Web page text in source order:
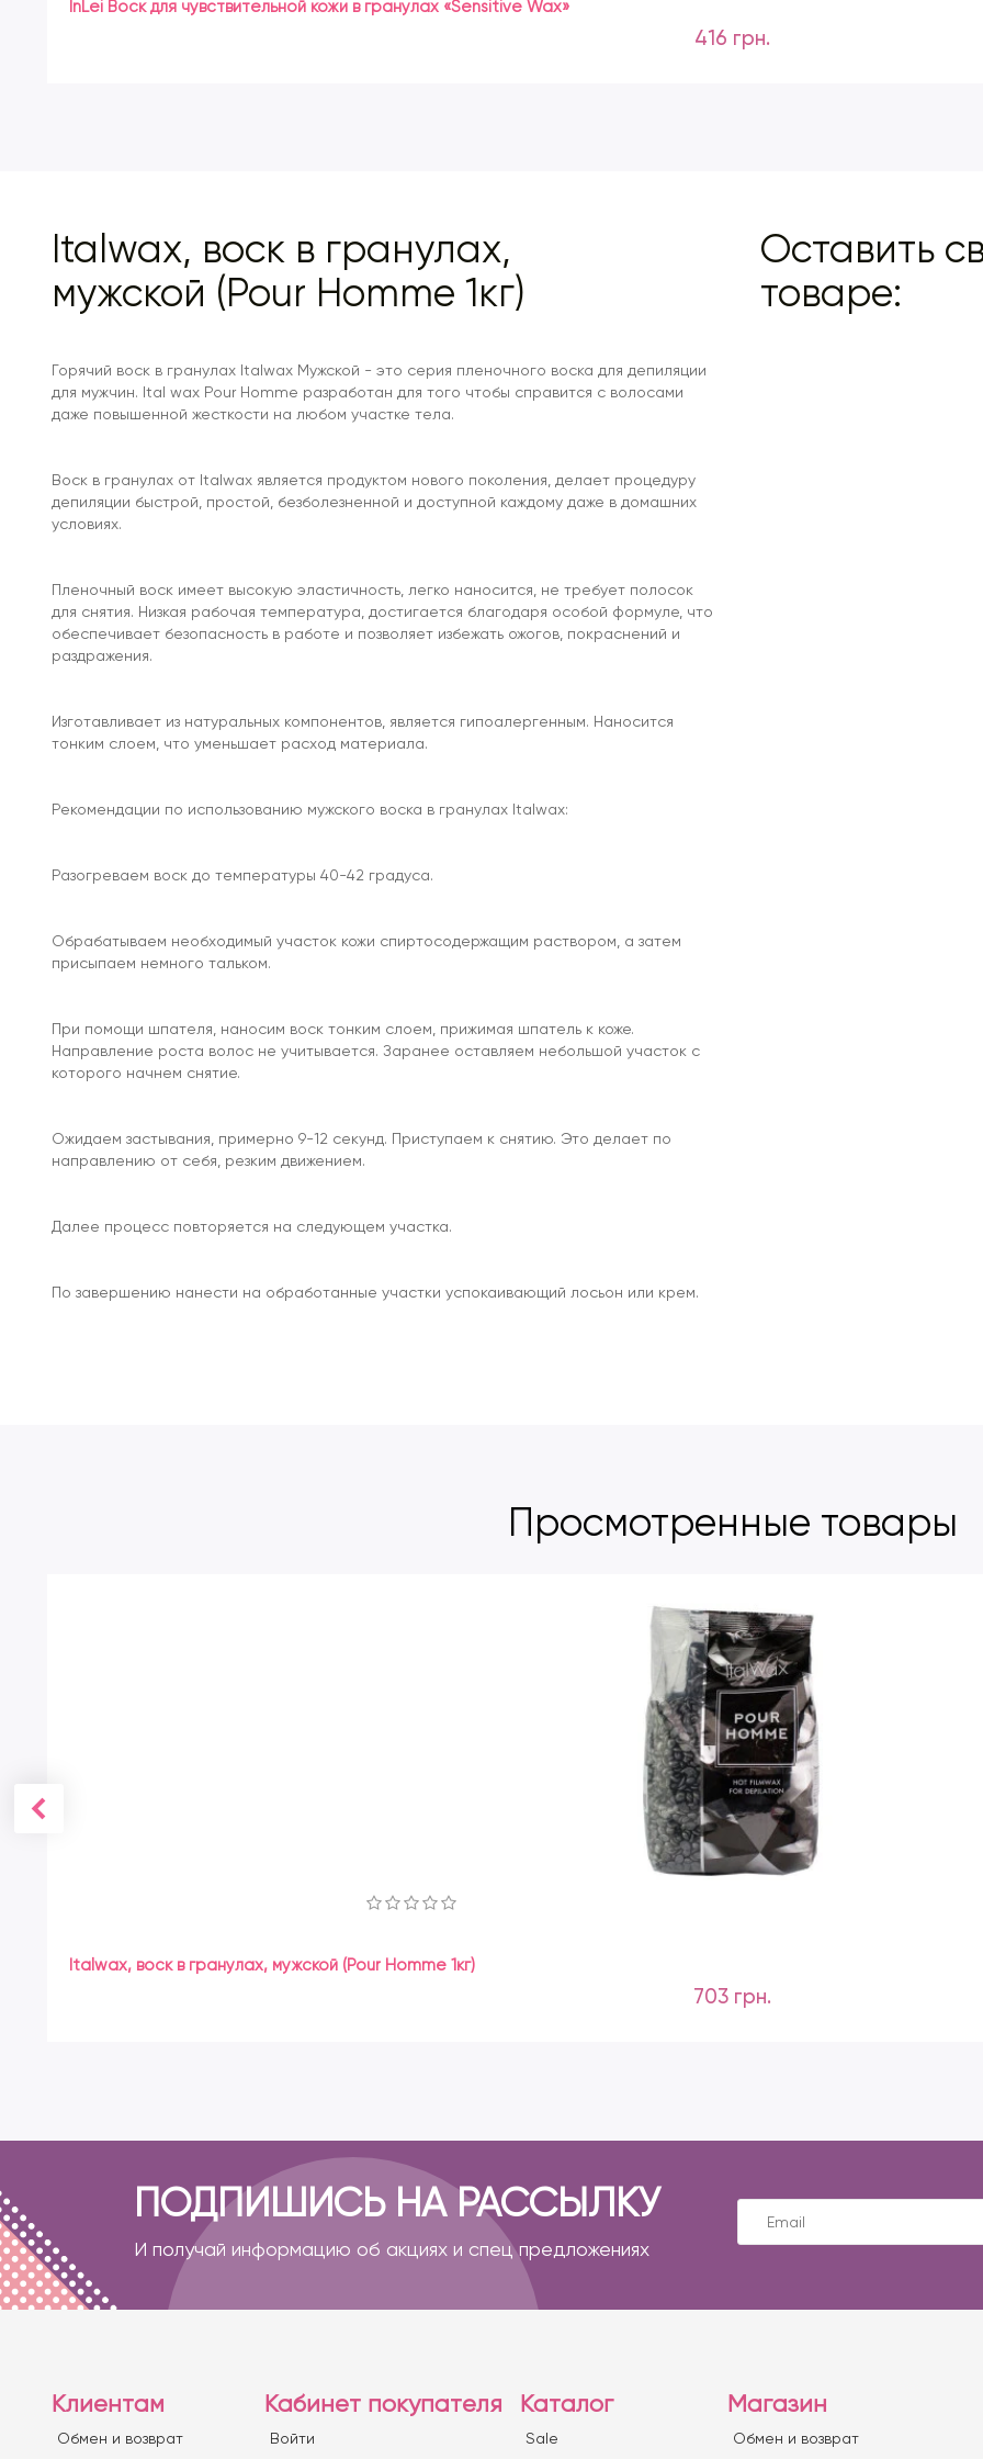
InLei Воск для чувствительной кожи в гранулах «Sensitive Wax»
416 грн.
Italwax, воск в гранулах,
мужской (Pour Homme 1кг)
Горячий воск в гранулах Italwax Мужской - это серия пленочного воска для депиляции
для мужчин. Ital wax Pour Homme разработан для того чтобы справится с волосами
даже повышенной жесткости на любом участке тела.
Воск в гранулах от Italwax является продуктом нового поколения, делает процедуру
депиляции быстрой, простой, безболезненной и доступной каждому даже в домашних
условиях.
Пленочный воск имеет высокую эластичность, легко наносится, не требует полосок
для снятия. Низкая рабочая температура, достигается благодаря особой формуле, что
обеспечивает безопасность в работе и позволяет избежать ожогов, покраснений и
раздражения.
Изготавливает из натуральных компонентов, является гипоалергенным. Наносится
тонким слоем, что уменьшает расход материала.
Рекомендации по использованию мужского воска в гранулах Italwax:
Разогреваем воск до температуры 40-42 градуса.
Обрабатываем необходимый участок кожи спиртосодержащим раствором, а затем
присыпаем немного тальком.
При помощи шпателя, наносим воск тонким слоем, прижимая шпатель к коже.
Направление роста волос не учитывается. Заранее оставляем небольшой участок с
которого начнем снятие.
Ожидаем застывания, примерно 9-12 секунд. Приступаем к снятию. Это делает по
направлению от себя, резким движением.
Далее процесс повторяется на следующем участка.
По завершению нанести на обработанные участки успокаивающий лосьон или крем.
Оставить
товаре:
Просмотренные товары
Italwax, воск в гранулах, мужской (Pour Homme 1кг)
703 грн.
ПОДПИШИСЬ НА РАССЫЛКУ
И получай информацию об акциях и спец предложениях
Клиентам
Обмен и возврат
Кабинет покупателя
Войти
Каталог
Sale
Магазин
Обмен и возврат